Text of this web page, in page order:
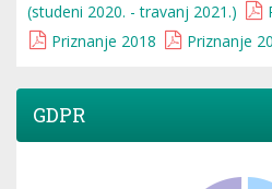
(studeni 2020. - travanj 2021.)
Priznanje 2018
Priznanje
GDPR